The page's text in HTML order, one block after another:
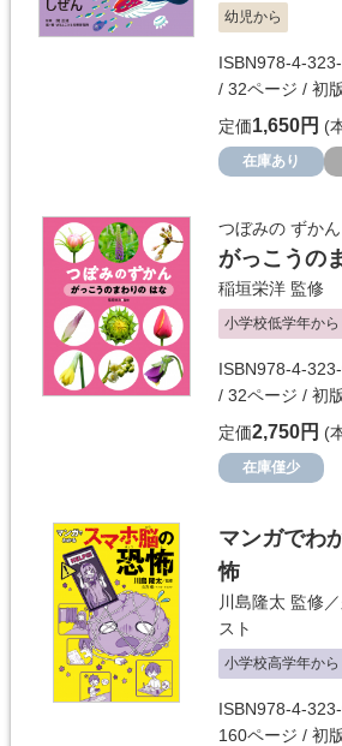
幼児から
ISBN978-4-
/ 32ページ / 初
定価1,650円 (
在庫あり
つぼみの ずかん
がっこうの
稲垣栄洋 監修
小学校低学年から
ISBN978-4-
/ 32ページ / 初
定価2,750円 (
在庫僅少
マンガでわ
怖
川島隆太 監修／
スト
小学校高学年から
ISBN978-4-
160ページ / 初